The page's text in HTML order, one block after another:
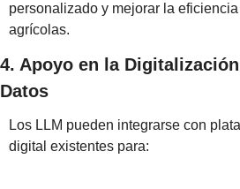
personalizado y mejorar la
agrícolas.
4. Apoyo en la
Datos
Los LLM pueden integrarse con
digital existentes para: